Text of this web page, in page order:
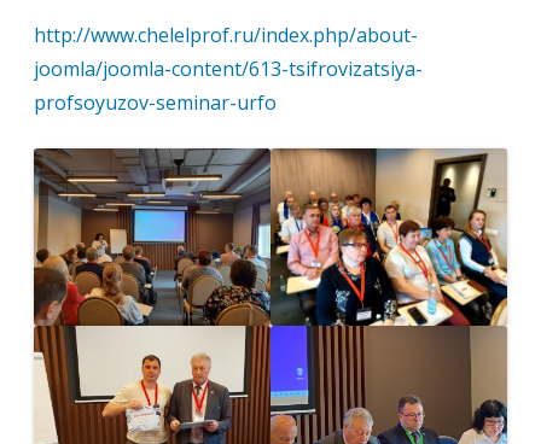
http://www.chelelprof.ru/index.php/about-
joomla/joomla-content/613-tsifrovizatsiya-
profsoyuzov-seminar-urfo